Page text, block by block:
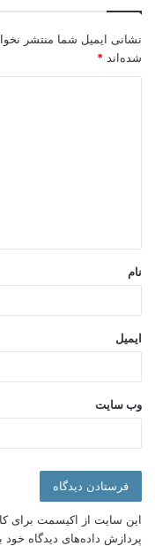
مطلب
مدرس:دکتر
نشانی ایمیل شما منتشر
شده‌اند *
*
نام
ایمیل
وب‌ سایت
این سایت از اکیسمت برای
پردازش داده‌های دیدگاه خود